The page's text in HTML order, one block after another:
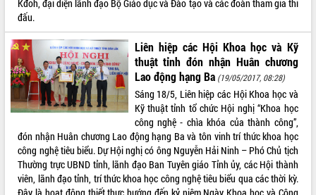
Nâng cao hiệu quả hoạt động của các
doanh nghiệp nhà nước
Hội nghị triển khai kết nối mạng
truyền số liệu chuyên dùng phục vụ cơ
quan Đảng, Nhà nước
Lễ phát động chuỗi hoạt động chung
tay làm sạch môi trường
công tác cải cách hành chính mô hình
mới
UBND tỉnh họp báo định kỳ tháng 4
năm 2026
Kđoh, đại diện lãnh đạo Bộ Giáo dục và Đào tạo và các đoàn tham gia thi
đấu.
Liên hiệp các Hội Khoa học và Kỹ
thuật tỉnh đón nhận Huân chương
Lao động hạng Ba (19/05/2017, 08:28)
Sáng 18/5, Liên hiệp các Hội Khoa học và
Kỹ thuật tỉnh tổ chức Hội nghị “Khoa học
công nghệ - chìa khóa của thành công”,
đón nhận Huân chương Lao động hạng Ba và tôn vinh trí thức khoa học
công nghệ tiêu biểu. Dự Hội nghị có ông Nguyễn Hải Ninh – Phó Chủ tịch
Thường trực UBND tỉnh, lãnh đạo Ban Tuyên giáo Tỉnh ủy, các Hội thành
viên, lãnh đạo tỉnh, trí thức khoa học công nghệ tiêu biểu qua các thời kỳ.